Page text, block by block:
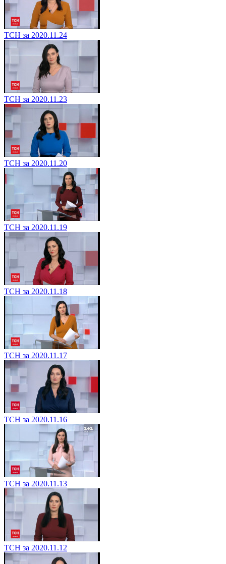
ТСН за 2020.11.24
ТСН за 2020.11.23
ТСН за 2020.11.20
ТСН за 2020.11.19
ТСН за 2020.11.18
ТСН за 2020.11.17
ТСН за 2020.11.16
ТСН за 2020.11.13
ТСН за 2020.11.12